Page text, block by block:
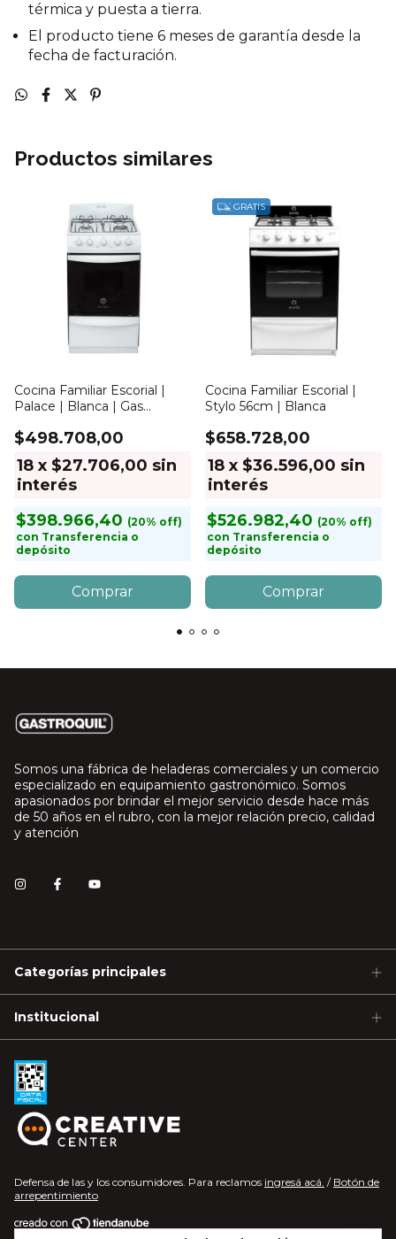
térmica y puesta a tierra.
El producto tiene 6 meses de garantía desde la
fecha de facturación.
Productos similares
Cocina Familiar Escorial |
Palace | Blanca | Gas
$498.708,00
18 x $27.706,00 sin
interés
$398.966,40
con Transferencia o
depósito
GRATIS
Cocina Familiar Escorial |
Stylo 56cm | Blanca
$658.728,00
18 x $36.596,00 sin
interés
$526.982,40
con Transferencia o
depósito
Somos una fábrica de heladeras comerciales y un comercio
especializado en equipamiento gastronómico. Somos
apasionados por brindar el mejor servicio desde hace más
de 50 años en el rubro, con la mejor relación precio, calidad
y atención
Categorías principales
Institucional
Defensa de las y los consumidores. Para reclamos ingresá acá. / Botón de
arrepentimiento